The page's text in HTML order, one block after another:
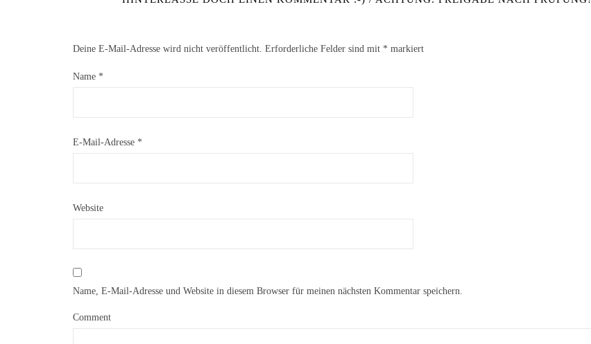
Deine E-Mail-Adresse wird nicht veröffentlicht. Erforderliche Felder sind mit * markiert
Name *
E-Mail-Adresse *
Website
Name, E-Mail-Adresse und Website in diesem Browser für meinen nächsten Kommentar speichern.
Comment